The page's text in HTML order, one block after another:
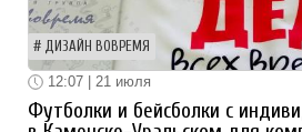
ДИЗАЙН ВОВРЕМЯ
12:07 | 21 июля
Футболки и бейсболки с